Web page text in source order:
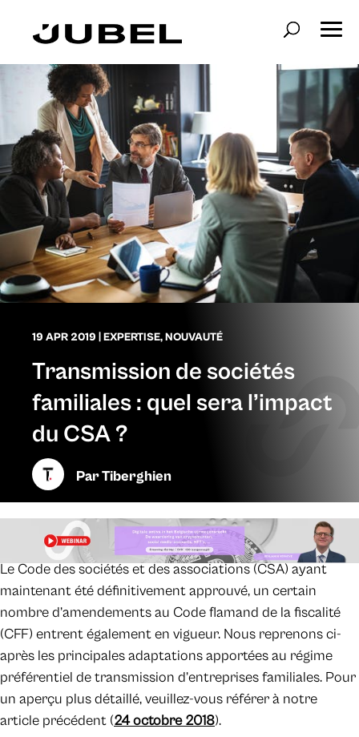
19 APR 2019 EXPERTISE,NOUVAUTÉ
Transmission de sociétés
familiales : quel sera l’impact
du CSA ?
ParTiberghien
Le Code des sociétés et des associations (CSA) ayant
maintenant été définitivement approuvé, un certain
nombre d’amendements au Code flamand de la fiscalité
(CFF) entrent également en vigueur. Nous reprenons ci-
après les principales adaptations apportées au régime
préférentiel de transmission d’entreprises familiales. Pour
un aperçu plus détaillé, veuillez-vous référer à notre
article précédent (24 octobre 2018).